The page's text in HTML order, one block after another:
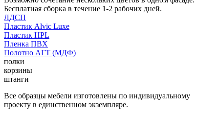
Бесплатная сборка в течение 1-2 рабочих дней.
ЛДСП
Пластик Alvic Luxe
Пластик HPL
Пленка ПВХ
Полотно АГТ (МДФ)
полки
корзины
штанги
Все образцы мебели изготовлены по индивидуальному
проекту в единственном экземпляре.